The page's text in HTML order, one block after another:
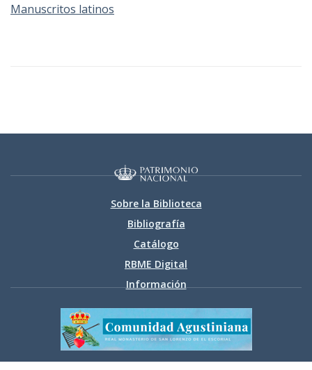
Manuscritos latinos
Sobre la Biblioteca
Bibliografía
Catálogo
RBME Digital
Información